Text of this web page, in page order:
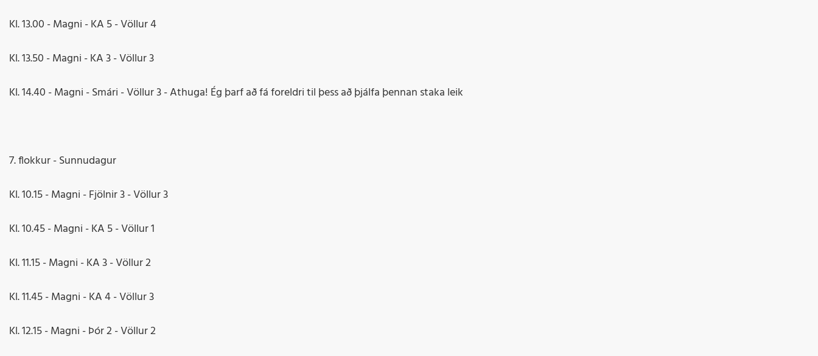
Kl. 13.00 - Magni - KA 5 - Völlur 4
Kl. 13.50 - Magni - KA 3 - Völlur 3
Kl. 14.40 - Magni - Smári - Völlur 3 - Athuga! Ég þarf að fá foreldri til þess að þjálfa þennan staka leik
7. flokkur - Sunnudagur
Kl. 10.15 - Magni - Fjölnir 3 - Völlur 3
Kl. 10.45 - Magni - KA 5 - Völlur 1
Kl. 11.15 - Magni - KA 3 - Völlur 2
Kl. 11.45 - Magni - KA 4 - Völlur 3
Kl. 12.15 - Magni - Þór 2 - Völlur 2